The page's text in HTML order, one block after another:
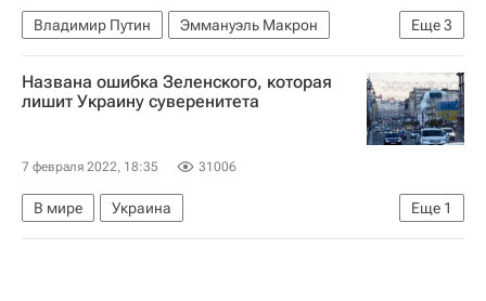
Еще3
Владимир Путин
Эммануэль Макрон
Россия
Франция В мире
Названа ошибка Зеленского, которая
лишит Украину суверенитета
7 февраля 2022, 18:35 31006
Еще 1
В мире
Украина
Вооруженные силы Украины